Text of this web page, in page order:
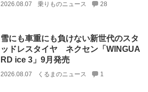
2026.08.07 乗りものニュース 28
雪にも車重にも負けない新世代のスタ
ッドレスタイヤ ネクセン「WINGUA
RD ice 3」9月発売
2026.08.07 くるまのニュース 1